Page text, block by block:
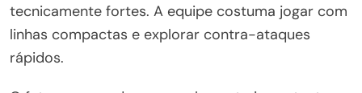
tecnicamente fortes. A equipe costuma jogar com
linhas compactas e explorar contra-ataques
rápidos.